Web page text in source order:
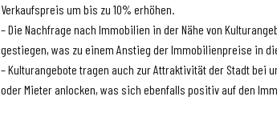
Verkaufspreis um bis zu 10% erhöhen.
– Die Nachfrage nach Immobilien in der Nähe von
gestiegen, was zu einem Anstieg der Immobilienpreise in
– Kulturangebote tragen auch zur Attraktivität der Stadt bei
oder Mieter anlocken, was sich ebenfalls positiv auf den